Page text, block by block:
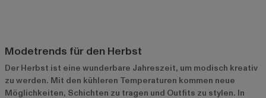
Modetrends für den Herbst
Der Herbst ist eine wunderbare Jahreszeit, um modisch kreativ
zu werden. Mit den kühleren Temperaturen kommen neue
Möglichkeiten, Schichten zu tragen und Outfits zu stylen. In